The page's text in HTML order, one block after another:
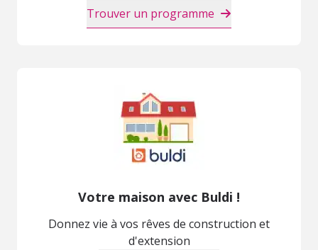
Trouver un programme
Votre maison avec Buldi !
Donnez vie à vos rêves de construction et
d'extension